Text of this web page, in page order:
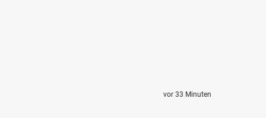
vor 33 Minuten